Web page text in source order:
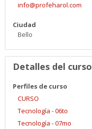
info@profeharol.com
Ciudad
Bello
Detalles del curso
Perfiles de curso
CURSO
Tecnología - 06to
Tecnología - 07mo